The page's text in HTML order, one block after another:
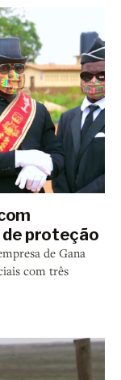
de proteção
de Gana
com três